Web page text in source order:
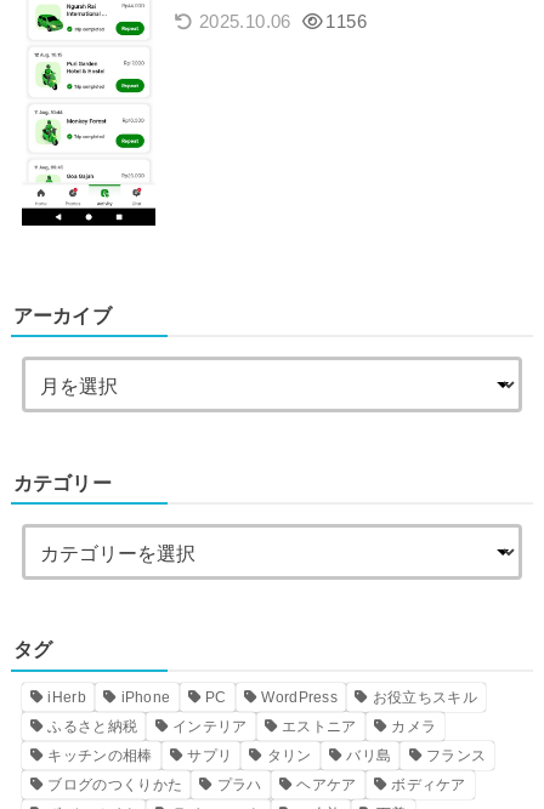
2025.10.06 1156
アーカイブ
カテゴリー
タグ
iHerb iPhone PC WordPress
お役立ちスキル
ふるさと納税
インテリア エストニア
カメラ
キッチンの相棒
サプリ タリン バリ島
フランス
ブログのつくりかた
プラハ ヘアケア
ボディケア